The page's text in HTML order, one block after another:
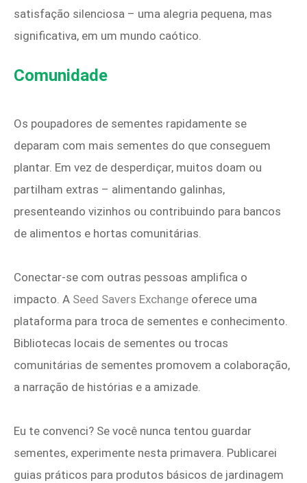
satisfação silenciosa – uma alegria pequena, mas
significativa, em um mundo caótico.
Comunidade
Os poupadores de sementes rapidamente se
deparam com mais sementes do que conseguem
plantar. Em vez de desperdiçar, muitos doam ou
partilham extras – alimentando galinhas,
presenteando vizinhos ou contribuindo para bancos
de alimentos e hortas comunitárias.
Conectar-se com outras pessoas amplifica o
impacto. A Seed Savers Exchange oferece uma
plataforma para troca de sementes e conhecimento.
Bibliotecas locais de sementes ou trocas
comunitárias de sementes promovem a colaboração,
a narração de histórias e a amizade.
Eu te convenci? Se você nunca tentou guardar
sementes, experimente nesta primavera. Publicarei
guias práticos para produtos básicos de jardinagem